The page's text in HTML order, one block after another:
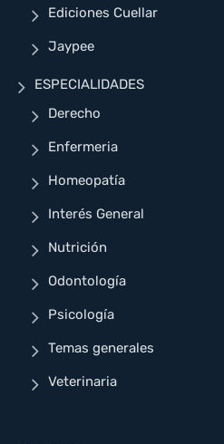
Ediciones Cuellar
Jaypee
ESPECIALIDADES
Derecho
Enfermeria
Homeopatía
Interés General
Nutrición
Odontología
Psicología
Temas generales
Veterinaria